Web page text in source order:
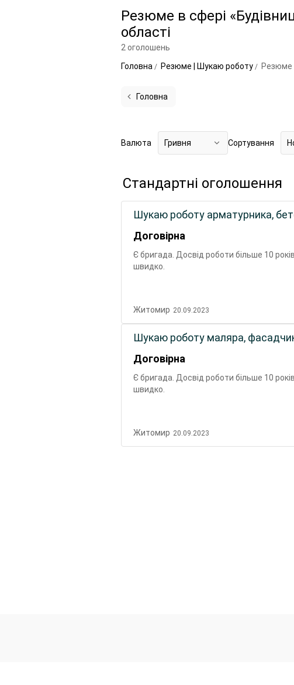
Резюме в сфері
області
2 оголошень
Головна
Резюме | Шукаю роботу Резюме
Головна
Валюта Гривня Сортування
Стандартні оголошення
Договірна
Шукаю роботу арматурника,
Є бригада. Досвід роботи більше 10
швидко.
Житомир 20.09.2023
Договірна
Шукаю роботу маляра,
Є бригада. Досвід роботи більше 10
швидко.
Житомир 20.09.2023